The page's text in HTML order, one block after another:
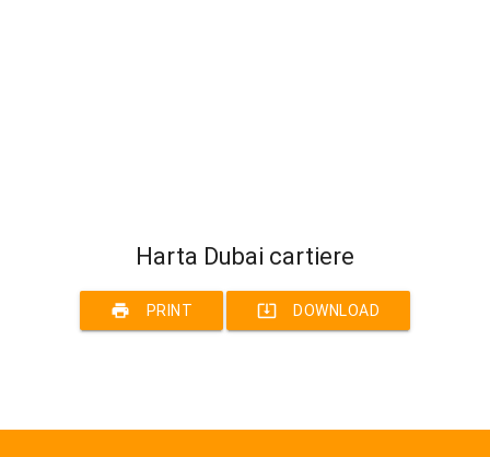
Harta Dubai cartiere
print PRINT system_update_alt DOWNLOAD